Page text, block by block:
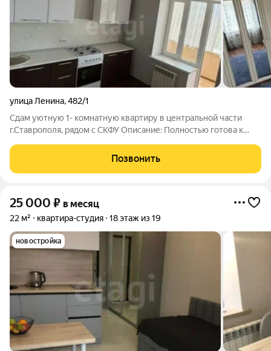
улица Ленина,482/1
Сдам уютную 1- комнатную квартиру в центральной части
г.Ставрополя, рядом с СКФУ Описание: Полностью готова к
необходимая мебель и техника: Стиральная машина,
холодильник, ТВ, интернет,
Позвонить
25 000 ₽ в месяц
22 м² квартира-студия 18 этаж из 19
новостройка